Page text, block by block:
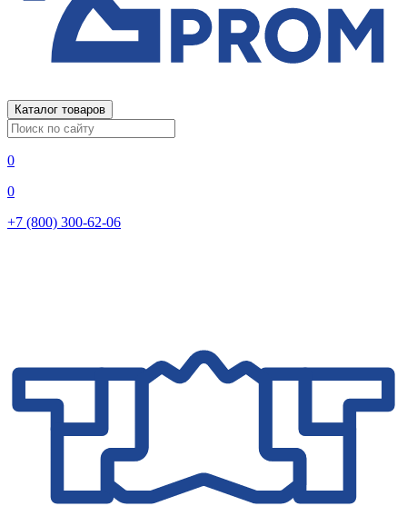
Каталог товаров
0
0
+7 (800) 300-62-06